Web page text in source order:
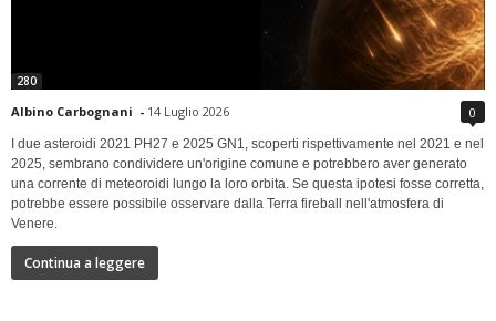
280
Albino Carbognani - 14 Luglio 2026 0
I due asteroidi 2021 PH27 e 2025 GN1, scoperti rispettivamente nel 2021 e nel
2025, sembrano condividere un'origine comune e potrebbero aver generato
una corrente di meteoroidi lungo la loro orbita. Se questa ipotesi fosse corretta,
potrebbe essere possibile osservare dalla Terra fireball nell'atmosfera di
Venere.
Continua a leggere